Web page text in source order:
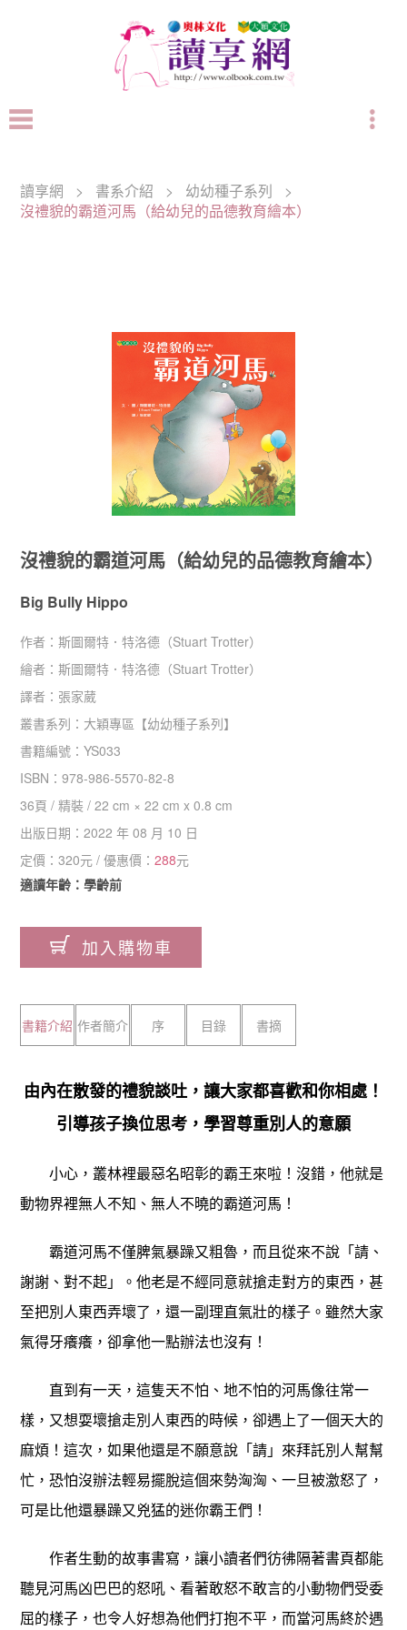
讀享網 > 書系介紹 > 幼幼種子系列
>
沒禮貌的霸道河馬（給幼兒的品德教育繪本）
沒禮貌的霸道河馬（給幼兒的品德教育繪本）
Big Bully Hippo
作者：斯圖爾特．特洛德（Stuart Trotter）
繪者：斯圖爾特．特洛德（Stuart Trotter）
譯者： 張家葳
叢書系列： 大穎專區 【幼幼種子系列】
書籍編號：YS033
ISBN：978-986-5570-82-8
36頁 /精裝 /22 cm × 22 cm x 0.8 cm
出版日期：2022 年 08 月 10 日
定價：320元 / 優惠價：288元
適讀年齡：學齡前
加入購物車
書籍介紹 作者簡介 序 目錄 書摘
由內在散發的禮貌談吐，讓大家都喜歡和你相處！
引導孩子換位思考，學習尊重別人的意願
小心，叢林裡最惡名昭彰的霸王來啦！沒錯，他就是
動物界裡無人不知、無人不曉的霸道河馬！
霸道河馬不僅脾氣暴躁又粗魯，而且從來不說「請、
謝謝、對不起」。他老是不經同意就搶走對方的東西，甚
至把別人東西弄壞了，還一副理直氣壯的樣子。雖然大家
氣得牙癢癢，卻拿他一點辦法也沒有！
直到有一天，這隻天不怕、地不怕的河馬像往常一
樣，又想耍壞搶走別人東西的時候，卻遇上了一個天大的
麻煩！這次，如果他還是不願意說「請」來拜託別人幫幫
忙，恐怕沒辦法輕易擺脫這個來勢洶洶、一旦被激怒了，
可是比他還暴躁又兇猛的迷你霸王們！
作者生動的故事書寫，讓小讀者們彷彿隔著書頁都能
聽見河馬凶巴巴的怒吼、看著敢怒不敢言的小動物們受委
屈的樣子，也令人好想為他們打抱不平，而當河馬終於遇